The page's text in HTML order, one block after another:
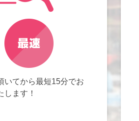
いてから最短15分でお
します！